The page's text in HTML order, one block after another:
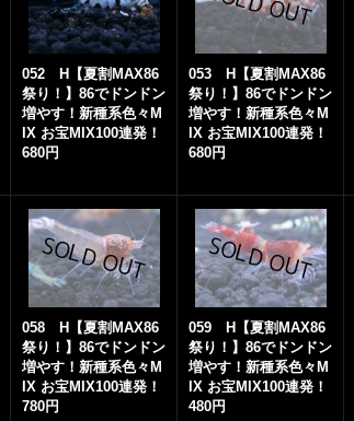
052 H【夏割MAX86
祭り！】86でドンドン
増やす！新種系色々M
IX お宝MIX100連発！
680円
053 H【夏割MAX86
祭り！】86でドンドン
増やす！新種系色々M
IX お宝MIX100連発！
680円
058 H【夏割MAX86
祭り！】86でドンドン
増やす！新種系色々M
IX お宝MIX100連発！
780円
059 H【夏割MAX86
祭り！】86でドンドン
増やす！新種系色々M
IX お宝MIX100連発！
480円